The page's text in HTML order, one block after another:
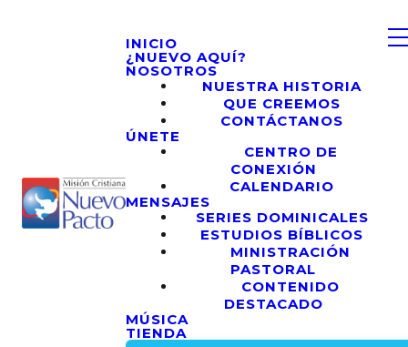
INICIO
¿NUEVO AQUÍ?
NOSOTROS
NUESTRA HISTORIA
QUE CREEMOS
CONTÁCTANOS
ÚNETE
CENTRO DE
CONEXIÓN
CALENDARIO
MENSAJES
SERIES DOMINICALES
ESTUDIOS BÍBLICOS
MINISTRACIÓN
PASTORAL
CONTENIDO
DESTACADO
MÚSICA
TIENDA